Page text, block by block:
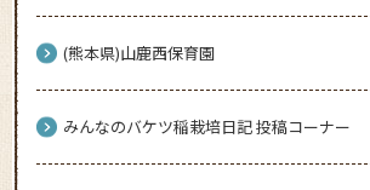
(熊本県)山鹿西保育園
みんなのバケツ稲栽培日記 投稿コーナー